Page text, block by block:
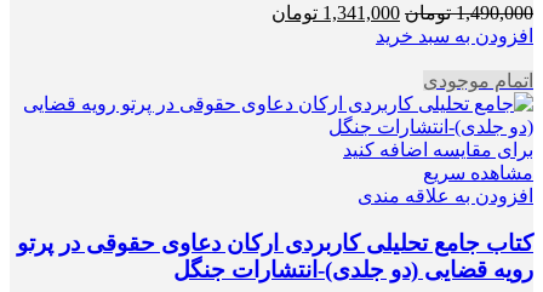
1,490,000 تومان قیمت
اصلی
1,341,000 تومان
افزودن به سبد خرید
اتمام موجودی
برای مقایسه اضافه کنید
مشاهده سریع
افزودن به علاقه مندی
کتاب جامع تحلیلی کاربردی ارکان دعاوی حقوقی در پرتو
رویه قضایی (دو جلدی)-انتشارات جنگل